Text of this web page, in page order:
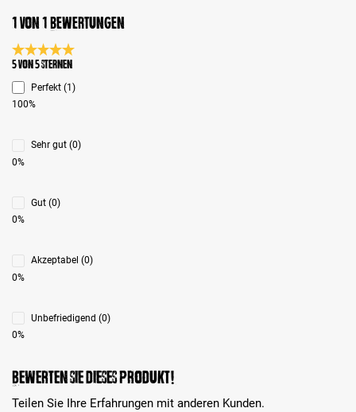
1 von 1 Bewertungen
Durchschnittliche Bewertung 5 von 5 Sternen
5 von 5 Sternen
Perfekt (1)
100%
Sehr gut (0)
0%
Gut (0)
0%
Akzeptabel (0)
0%
Unbefriedigend (0)
0%
Bewerten Sie dieses Produkt!
Teilen Sie Ihre Erfahrungen mit anderen Kunden.